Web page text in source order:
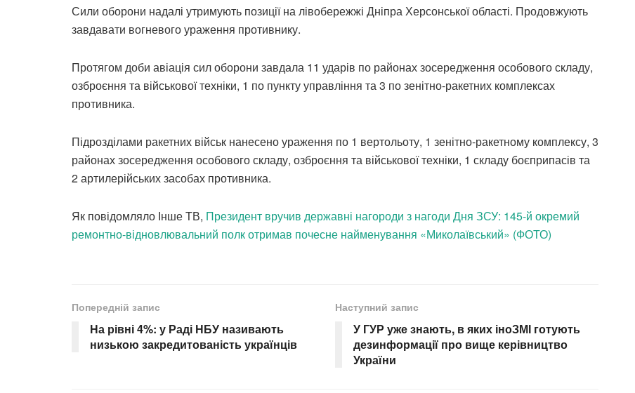
Сили оборони надалі утримують позиції на лівобережжі Дніпра Херсонської області. Продовжують
завдавати вогневого ураження противнику.
Протягом доби авіація сил оборони завдала 11 ударів по районах зосередження особового складу,
озброєння та військової техніки, 1 по пункту управління та 3 по зенітно-ракетних комплексах
противника.
Підрозділами ракетних військ нанесено ураження по 1 вертольоту, 1 зенітно-ракетному комплексу, 3
районах зосередження особового складу, озброєння та військової техніки, 1 складу боєприпасів та
2 артилерійських засобах противника.
Як повідомляло Інше ТВ, Президент вручив державні нагороди з нагоди Дня ЗСУ: 145-й окремий
ремонтно-відновлювальний полк отримав почесне найменування «Миколаївський» (ФОТО)
Попередній запис
На рівні 4%: у Раді НБУ називають
низькою закредитованість українців
Наступний запис
У ГУР уже знають, в яких іноЗМІ готують
дезинформації про вище керівництво
України